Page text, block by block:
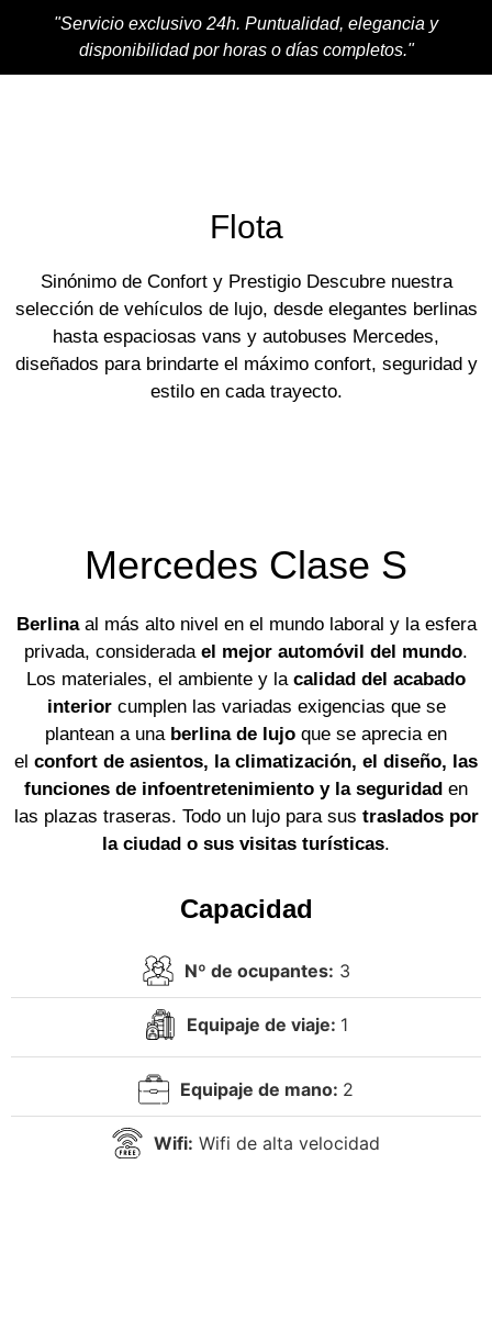
"Servicio exclusivo 24h. Puntualidad, elegancia y
disponibilidad por horas o días completos."
Flota
Sinónimo de Confort y Prestigio Descubre nuestra
selección de vehículos de lujo, desde elegantes berlinas
hasta espaciosas vans y autobuses Mercedes,
diseñados para brindarte el máximo confort, seguridad y
estilo en cada trayecto.
Mercedes Clase S
Berlinaal más alto nivel en el mundo laboral y la esfera
privada, consideradael mejor automóvil del mundo.
Los materiales, el ambiente y la calidad del acabado
interiorcumplen las variadas exigencias que se
plantean a una berlina de lujo que se aprecia en
el confort de asientos, la climatización, el diseño, las
funciones de infoentretenimiento y la seguridad en
las plazas traseras. Todo un lujo para sus traslados por
la ciudad o sus visitas turísticas.
Capacidad
Nº de ocupantes: 3
Equipaje de viaje: 1
Equipaje de mano: 2
Wifi: Wifi de alta velocidad